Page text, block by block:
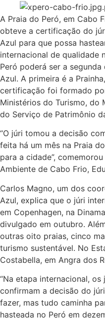
A Praia do Peró, em Cabo
obteve a certificação do
Azul para que possa
internacional de qualidade
Peró poderá ser a
Azul. A primeira é a
certificação foi formado
Ministérios do Turismo, do
do Serviço de Patrimônio
“O júri tomou a decisão
feita há um mês na Praia
para a cidade”,
Ambiente de Cabo Frio,
Carlos Magno, um dos
Azul, explica que o júri
em Copenhagen, na
divulgado em outubro.
outras oito praias, cinco
turismo sustentável. No
Costabella, em Angra dos
“Na etapa internacional,
confirmam a decisão do
fazer, mas tudo caminha
hasteada no Peró em